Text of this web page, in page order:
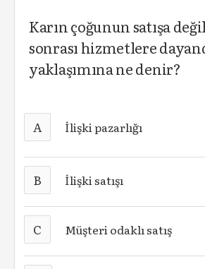
Karın çoğunun satışa
sonrası hizmetlere
yaklaşımına ne denir?
A İlişki pazarlığı
B İlişki satışı
C Müşteri odaklı satış